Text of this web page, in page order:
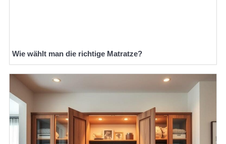
Wie wählt man die richtige Matratze?